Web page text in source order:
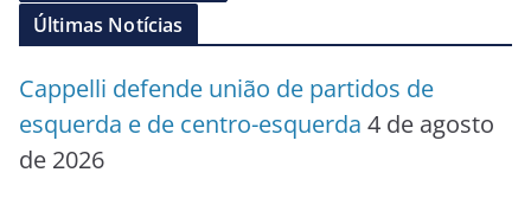
Últimas Notícias
Cappelli defende união de partidos de
esquerda e de centro-esquerda 4 de agosto
de 2026